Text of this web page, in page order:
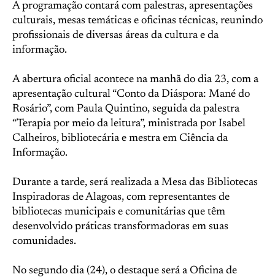
A programação contará com palestras, apresentações
culturais, mesas temáticas e oficinas técnicas, reunindo
profissionais de diversas áreas da cultura e da
informação.
A abertura oficial acontece na manhã do dia 23, com a
apresentação cultural “Conto da Diáspora: Mané do
Rosário”, com Paula Quintino, seguida da palestra
“Terapia por meio da leitura”, ministrada por Isabel
Calheiros, bibliotecária e mestra em Ciência da
Informação.
Durante a tarde, será realizada a Mesa das Bibliotecas
Inspiradoras de Alagoas, com representantes de
bibliotecas municipais e comunitárias que têm
desenvolvido práticas transformadoras em suas
comunidades.
No segundo dia (24), o destaque será a Oficina de